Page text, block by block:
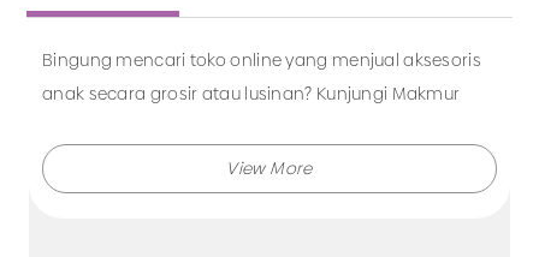
Bingung mencari toko online yang menjual aksesoris
anak secara grosir atau lusinan? Kunjungi Makmur